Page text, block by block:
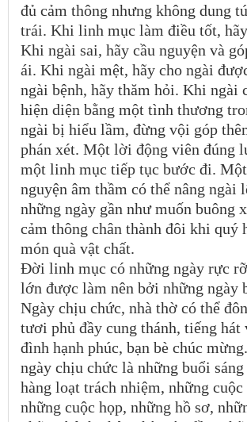
đủ cảm thông nhưng không dung
trái. Khi linh mục làm điều tốt,
Khi ngài sai, hãy cầu nguyện và
ái. Khi ngài mệt, hãy cho ngài
ngài bệnh, hãy thăm hỏi. Khi ngài
hiện diện bằng một tình thương
ngài bị hiểu lầm, đừng vội góp
phán xét. Một lời động viên đúng
một linh mục tiếp tục bước đi.
nguyện âm thầm có thể nâng ngài
những ngày gần như muốn buông
cảm thông chân thành đôi khi quý
món quà vật chất.
Đời linh mục có những ngày rực
lớn được làm nên bởi những ngày
Ngày chịu chức, nhà thờ có thể
tươi phủ đầy cung thánh, tiếng hát
đình hạnh phúc, bạn bè chúc
ngày chịu chức là những buổi
hàng loạt trách nhiệm, những
những cuộc họp, những hồ sơ,